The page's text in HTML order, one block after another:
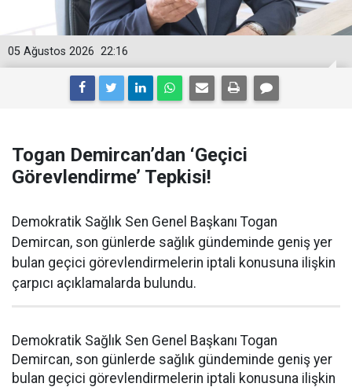
22:16
05 Ağustos 2026
Togan Demircan’dan ‘Geçici
Görevlendirme’ Tepkisi!
Demokratik Sağlık Sen Genel Başkanı Togan
Demircan, son günlerde sağlık gündeminde geniş yer
bulan geçici görevlendirmelerin iptali konusuna ilişkin
çarpıcı açıklamalarda bulundu.
Demokratik Sağlık Sen Genel Başkanı Togan
Demircan, son günlerde sağlık gündeminde geniş yer
bulan geçici görevlendirmelerin iptali konusuna ilişkin